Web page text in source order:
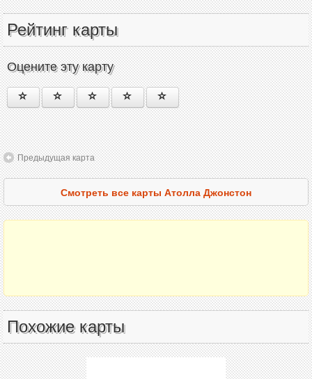
Рейтинг карты
Оцените эту карту
Предыдущая карта
Смотреть все карты Атолла Джонстон
Похожие карты